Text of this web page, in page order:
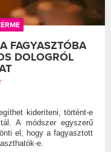
FAGYASZTÓBA
DOLOGRÓL
kideríteni, történt-e
A módszer egyszerű
el, hogy a fagyasztott
e.